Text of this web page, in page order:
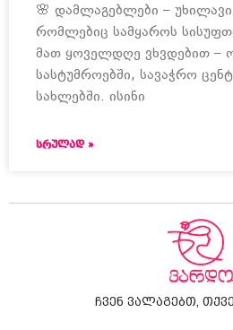
🌸 დამლაგებლები –
რომლებიც სამყაროს
მათ ყოველდღე ვხვდებით –
სასტუმროებში, სავაჭრო
სახლებში. ისინი
ᲡᲠᲣᲚᲐᲓ »
ჩვენ ვალაგებთ,